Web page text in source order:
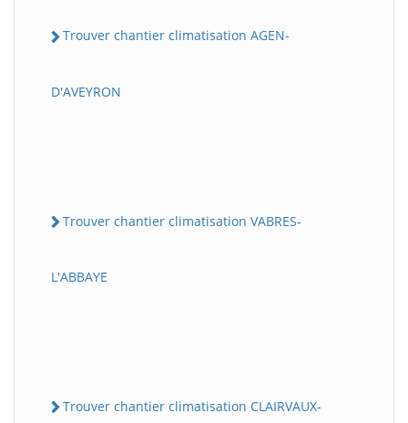
Trouver chantier climatisation AGEN-
D'AVEYRON
Trouver chantier climatisation VABRES-
L'ABBAYE
Trouver chantier climatisation CLAIRVAUX-